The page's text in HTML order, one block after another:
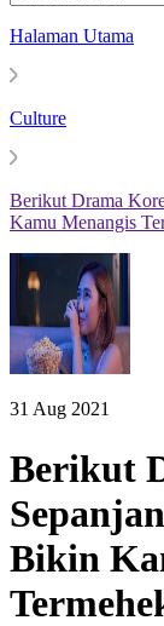
Halaman Utama
Culture
Berikut Drama
Kamu Menangis
31 Aug 2021
Berikut
Bikin